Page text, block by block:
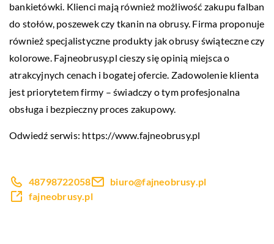
bankietówki. Klienci mają również możliwość zakupu falban
do stołów, poszewek czy tkanin na obrusy. Firma proponuje
również specjalistyczne produkty jak obrusy świąteczne czy
kolorowe. Fajneobrusy.pl cieszy się opinią miejsca o
atrakcyjnych cenach i bogatej ofercie. Zadowolenie klienta
jest priorytetem firmy – świadczy o tym profesjonalna
obsługa i bezpieczny proces zakupowy.
Odwiedź serwis: https://www.fajneobrusy.pl
48798722058
biuro@fajneobrusy.pl
fajneobrusy.pl